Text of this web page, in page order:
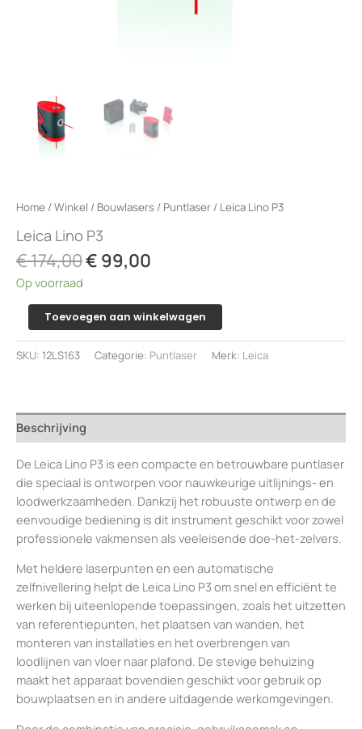
Home /Winkel / Bouwlasers / Puntlaser / Leica Lino P3
Leica Lino P3
€174,00Oorspronkelijke
€ 174,00.
€ 99,00
€ 99,00.
Op voorraad
Lino
P3
Toevoegen aan winkelwagen
SKU: 12LS163 Categorie: Puntlaser Merk: Leica
Beschrijving
De Leica Lino P3 is een compacte en betrouwbare puntlaser
die speciaal is ontworpen voor nauwkeurige uitlijnings- en
loodwerkzaamheden. Dankzij het robuuste ontwerp en de
eenvoudige bediening is dit instrument geschikt voor zowel
professionele vakmensen als veeleisende doe-het-zelvers.
Met heldere laserpunten en een automatische
zelfnivellering helpt de Leica Lino P3 om snel en efficiënt te
werken bij uiteenlopende toepassingen, zoals het uitzetten
van referentiepunten, het plaatsen van wanden, het
monteren van installaties en het overbrengen van
loodlijnen van vloer naar plafond. De stevige behuizing
maakt het apparaat bovendien geschikt voor gebruik op
bouwplaatsen en in andere uitdagende werkomgevingen.